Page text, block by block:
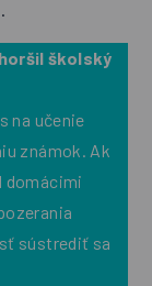
školský
na učenie
známok. Ak
domácimi
sústrediť sa